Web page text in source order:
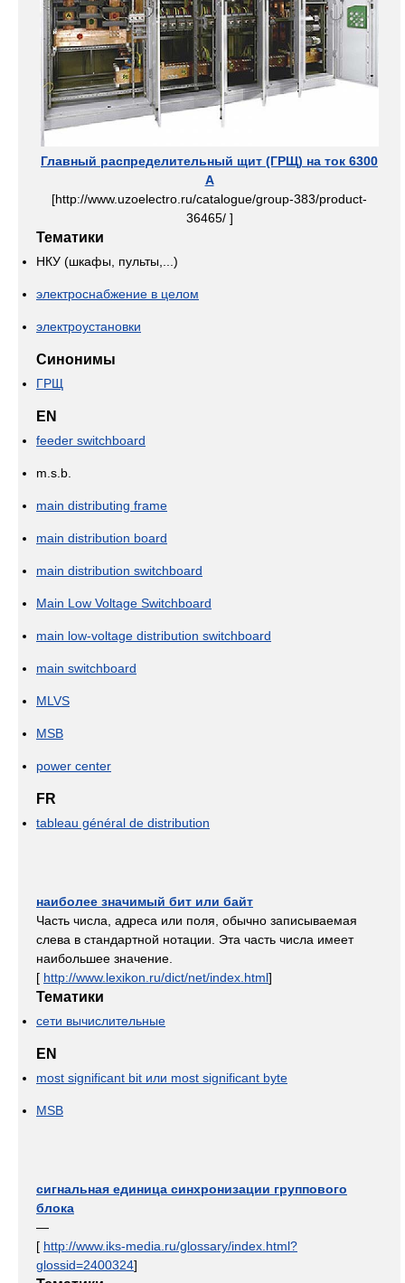
Главный распределительный щит (ГРЩ) на ток 6300
А
[http://www.uzoelectro.ru/catalogue/group-383/product-
36465/ ]
Тематики
НКУ (шкафы, пульты,...)
электроснабжение в целом
электроустановки
Синонимы
ГРЩ
EN
feeder switchboard
m.s.b.
main distributing frame
main distribution board
main distribution switchboard
Main Low Voltage Switchboard
main low-voltage distribution switchboard
main switchboard
MLVS
MSB
power center
FR
tableau général de distribution
наиболее значимый бит или байт
Часть числа, адреса или поля, обычно записываемая
слева в стандартной нотации. Эта часть числа имеет
наибольшее значение.
[ http://www.lexikon.ru/dict/net/index.html]
Тематики
сети вычислительные
EN
most significant bit или most significant byte
MSB
сигнальная единица синхронизации группового
блока
—
[ http://www.iks-media.ru/glossary/index.html?
glossid=2400324]